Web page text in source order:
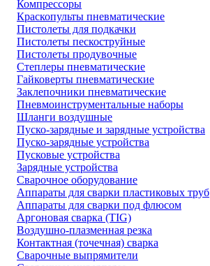
Компрессоры
Краскопульты пневматические
Пистолеты для подкачки
Пистолеты пескоструйные
Пистолеты продувочные
Степлеры пневматические
Гайковерты пневматические
Заклепочники пневматические
Пневмоинструментальные наборы
Шланги воздушные
Пуско-зарядные и зарядные устройства
Пуско-зарядные устройства
Пусковые устройства
Зарядные устройства
Сварочное оборудование
Аппараты для сварки пластиковых труб
Аппараты для сварки под флюсом
Аргоновая сварка (TIG)
Воздушно-плазменная резка
Контактная (точечная) сварка
Сварочные выпрямители